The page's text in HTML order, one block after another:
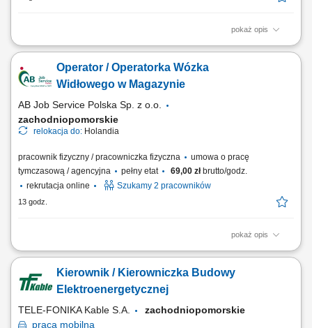
pokaż opis
Opis stanowiska realizacja zadań na linii produkcyjnej w zakładzie
transportowych linii produkcyjnej, utrzymywanie porządku w miejscu
wykonywania obowiązków, przestrzeganie obowiązujących procedur
Operator / Operatorka Wózka
Widłowego w Magazynie
AB Job Service Polska Sp. z o.o.
zachodniopomorskie
relokacja do: Holandia
pracownik fizyczny / pracowniczka fizyczna
umowa o pracę
tymczasową / agencyjna
pełny etat 69,00 złbrutto/godz.
rekrutacja online
Szukamy 2 pracowników
13 godz.
pokaż opis
Opis stanowiska transport produktów spożywczych przy użyciu wózków
załadunków oraz rozładunków samochodów ciężarowych, kompletacja
zamówień przygotowywanych do wysyłki, rozmieszczanie towarów
Kierownik / Kierowniczka Budowy
Elektroenergetycznej
TELE-FONIKA Kable S.A.
zachodniopomorskie
praca mobilna